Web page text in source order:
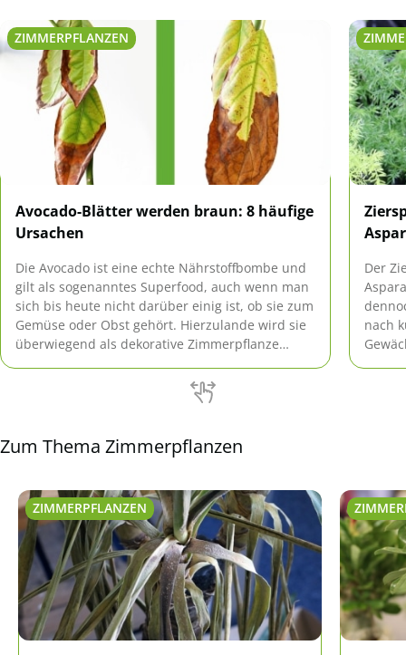
ZIMMERPFLANZEN
Avocado-Blätter werden braun: 8 häufige
Ursachen
Die Avocado ist eine echte Nährstoffbombe und
gilt als sogenanntes Superfood, auch wenn man
sich bis heute nicht darüber einig ist, ob sie zum
Gemüse oder Obst gehört. Hierzulande wird sie
überwiegend als dekorative Zimmerpflanze
Der
nach
Zum Thema Zimmerpflanzen
ZIMMERPFLANZEN